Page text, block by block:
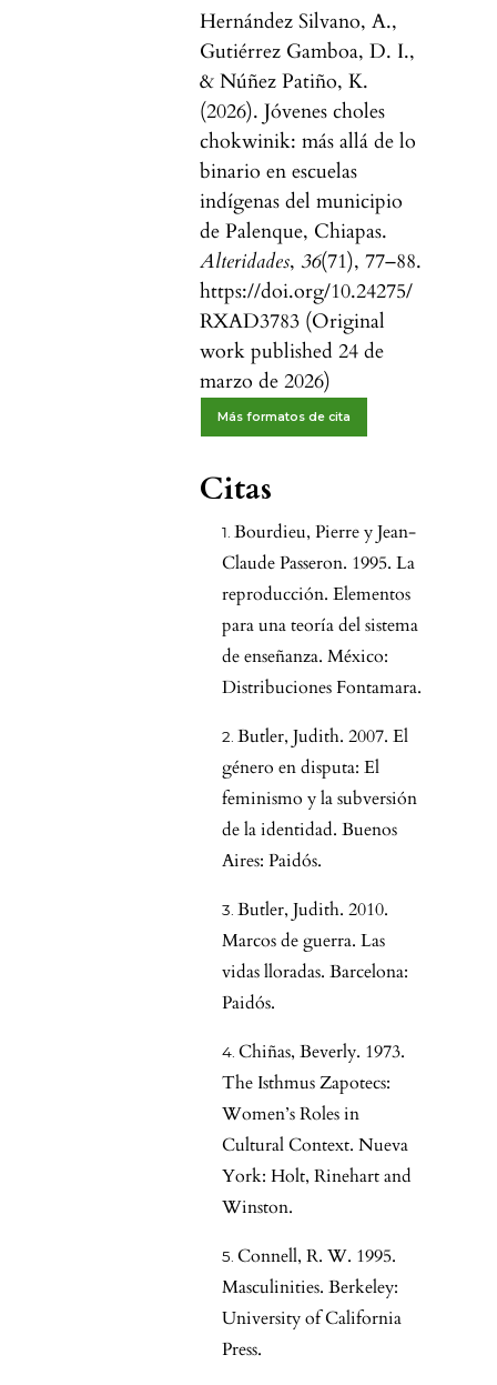
Hernández Silvano, A.,
Gutiérrez Gamboa, D. I.,
& Núñez Patiño, K.
(2026). Jóvenes choles
chokwinik: más allá de lo
binario en escuelas
indígenas del municipio
de Palenque, Chiapas.
Alteridades, 36(71), 77–88.
https://doi.org/10.24275/
RXAD3783 (Original
work published 24 de
marzo de 2026)
Más formatos de cita
Citas
Bourdieu, Pierre y Jean-
Claude Passeron. 1995. La
reproducción. Elementos
para una teoría del sistema
de enseñanza. México:
Distribuciones Fontamara.
Butler, Judith. 2007. El
género en disputa: El
feminismo y la subversión
de la identidad. Buenos
Aires: Paidós.
Butler, Judith. 2010.
Marcos de guerra. Las
vidas lloradas. Barcelona:
Paidós.
Chiñas, Beverly. 1973.
The Isthmus Zapotecs:
Women’s Roles in
Cultural Context. Nueva
York: Holt, Rinehart and
Winston.
Connell, R. W. 1995.
Masculinities. Berkeley:
University of California
Press.